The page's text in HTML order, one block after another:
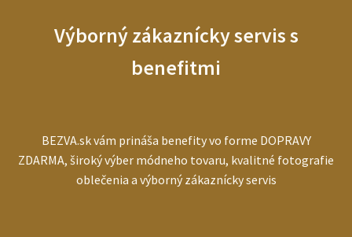
Výborný zákaznícky servis s
benefitmi
BEZVA.sk vám prináša benefity vo forme DOPRAVY
ZDARMA, široký výber módneho tovaru, kvalitné fotografie
oblečenia a výborný zákaznícky servis